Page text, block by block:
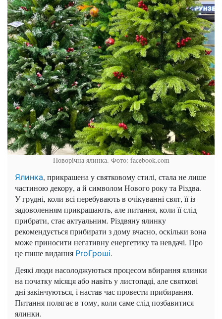
Новорічна ялинка. Фото: facebook.com
Ялинка, прикрашена у святковому стилі, стала не лише
частиною декору, а й символом Нового року та Різдва.
У грудні, коли всі перебувають в очікуванні свят, її із
задоволенням прикрашають, але питання, коли її слід
прибрати, стає актуальним. Різдвяну ялинку
рекомендується прибирати з дому вчасно, оскільки вона
може приносити негативну енергетику та невдачі. Про
це пише видання ProГроші.
Деякі люди насолоджуються процесом вбирання ялинки
на початку місяця або навіть у листопаді, але святкові
дні закінчуються, і настав час провести прибирання.
Питання полягає в тому, коли саме слід позбавитися
ялинки.